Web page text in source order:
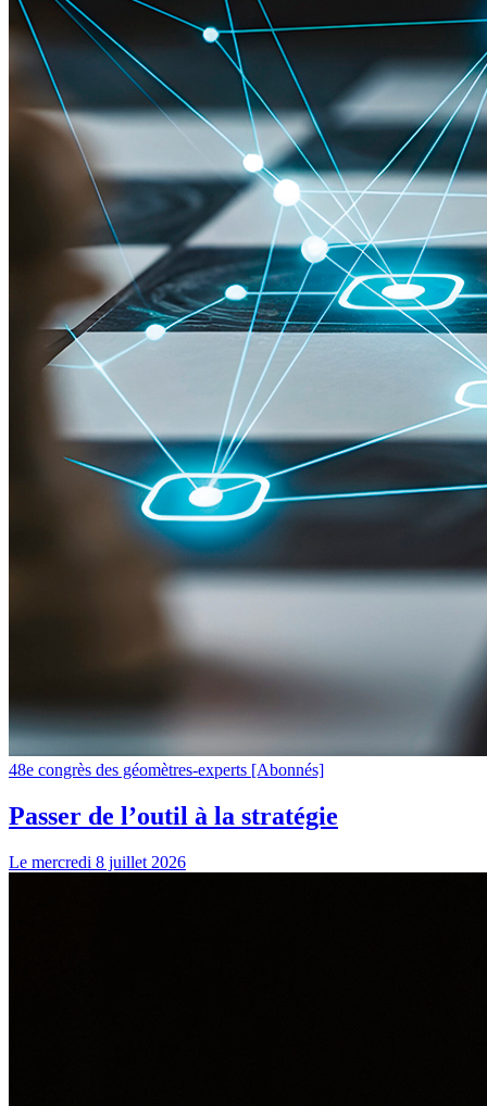
48e congrès des géomètres-experts [Abonnés]
Passer de l’outil à la stratégie
Le mercredi 8 juillet 2026